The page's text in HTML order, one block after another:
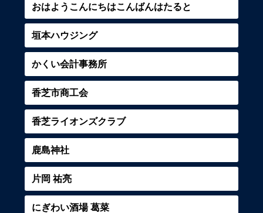
おはようこんにちはこんばんはたると
垣本ハウジング
かくい会計事務所
香芝市商工会
香芝ライオンズクラブ
鹿島神社
片岡 祐亮
にぎわい酒場 葛󠄀菜